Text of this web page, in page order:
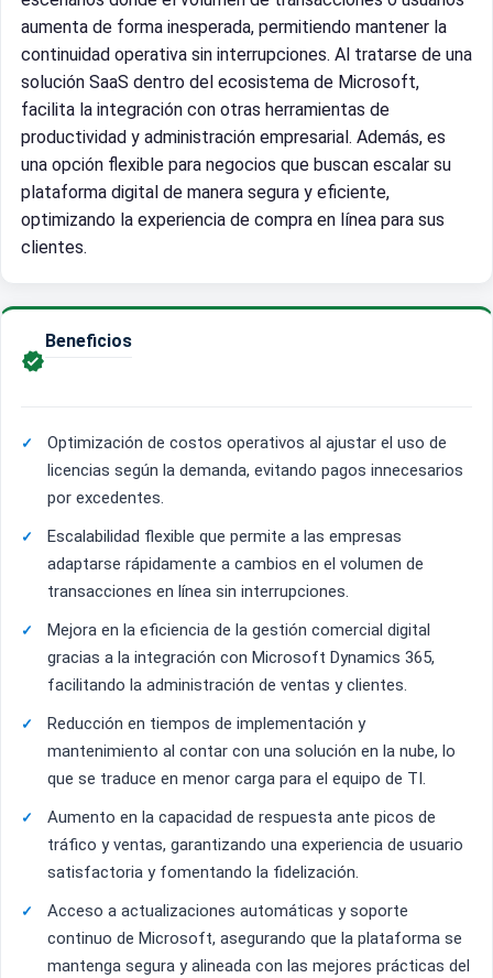
aumenta de forma inesperada, permitiendo mantener la
continuidad operativa sin interrupciones. Al tratarse de una
solución SaaS dentro del ecosistema de Microsoft,
facilita la integración con otras herramientas de
productividad y administración empresarial. Además, es
una opción flexible para negocios que buscan escalar su
plataforma digital de manera segura y eficiente,
optimizando la experiencia de compra en línea para sus
clientes.

Beneficios
Optimización de costos operativos al ajustar el uso de
licencias según la demanda, evitando pagos innecesarios
por excedentes.
Escalabilidad flexible que permite a las empresas
adaptarse rápidamente a cambios en el volumen de
transacciones en línea sin interrupciones.
Mejora en la eficiencia de la gestión comercial digital
gracias a la integración con Microsoft Dynamics 365,
facilitando la administración de ventas y clientes.
Reducción en tiempos de implementación y
mantenimiento al contar con una solución en la nube, lo
que se traduce en menor carga para el equipo de TI.
Aumento en la capacidad de respuesta ante picos de
tráfico y ventas, garantizando una experiencia de usuario
satisfactoria y fomentando la fidelización.
Acceso a actualizaciones automáticas y soporte
continuo de Microsoft, asegurando que la plataforma se
mantenga segura y alineada con las mejores prácticas del